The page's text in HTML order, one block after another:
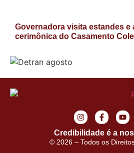
Governadora visita estandes e
cerimônica do Casamento
Credibilidade é a
© 2026 – Todos os